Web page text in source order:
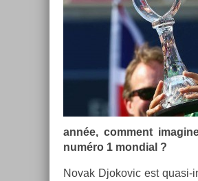
année, com­ment
numéro 1 mon­di­al ?
Novak Djokovic est quasi-